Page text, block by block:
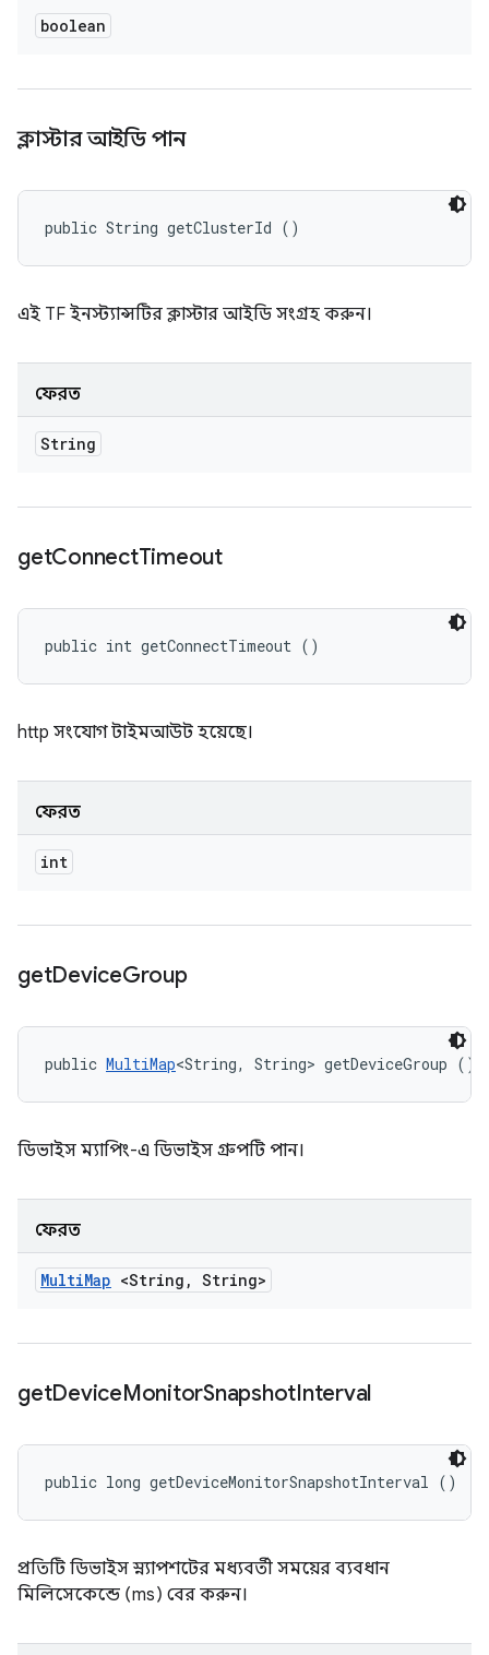
boolean
ক্লাস্টার আইডি পান
public String getClusterId ()
এই TF ইনস্ট্যান্সটির ক্লাস্টার আইডি সংগ্রহ করুন।
ফেরত
String
getConnectTimeout
public int getConnectTimeout ()
http সংযোগ টাইমআউট হয়েছে।
ফেরত
int
getDeviceGroup
public MultiMap<String, String> getDeviceGroup ()
ডিভাইস ম্যাপিং-এ ডিভাইস গ্রুপটি পান।
ফেরত
MultiMap <String , String>
getDeviceMonitorSnapshotInterval
public long getDeviceMonitorSnapshotInterval ()
প্রতিটি ডিভাইস স্ন্যাপশটের মধ্যবর্তী সময়ের ব্যবধান
মিলিসেকেন্ডে (ms) বের করুন।